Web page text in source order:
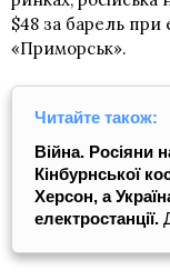
$48 за барель при
«Приморськ».
Читайте також:
Війна. Росіяни
Кінбурнської
Херсон, а
електростанції.